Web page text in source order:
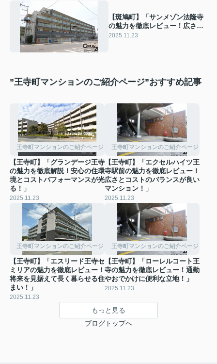
【斑鳩町】「サンメゾン法隆寺
の魅力を徹底レビュー！広さと
設備のバランスが優れた住ま
2025.11.23
”王寺町マンションのご紹介ページ”おすすめ記事
王寺町マンションのご紹介ページ
【王寺町】「グランデージ王寺
の魅力を徹底解説！安心の住環
境とコストパフォーマンスが光
る！」
2025.11.23
王寺町マンションのご紹介ページ
【王寺町】「エクセルハイツ王
寺駅前の魅力を徹底レビュー！
広さとコストのバランスが良い
マンション！」
2025.11.23
王寺町マンションのご紹介ページ
【王寺町】「エスリード王寺セ
ミリアの魅力を徹底レビュー！
将来を見据えて長く暮らせる住
まい！」
2025.11.23
王寺町マンションのご紹介ページ
【王寺町】「ローレルコート王
寺の魅力を徹底レビュー！通勤
やおでかけに便利な立地！」
2025.11.23
もっと見る
ブログトップへ